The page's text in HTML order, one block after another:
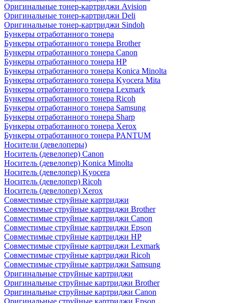
Оригинальные тонер-картриджи Avision
Оригинальные тонер-картриджи Deli
Оригинальные тонер-картриджи Sindoh
Бункеры отработанного тонера
Бункеры отработанного тонера Brother
Бункеры отработанного тонера Canon
Бункеры отработанного тонера HP
Бункеры отработанного тонера Konica Minolta
Бункеры отработанного тонера Kyocera Mita
Бункеры отработанного тонера Lexmark
Бункеры отработанного тонера Ricoh
Бункеры отработанного тонера Samsung
Бункеры отработанного тонера Sharp
Бункеры отработанного тонера Xerox
Бункеры отработанного тонера PANTUM
Носители (девелоперы)
Носитель (девелопер) Canon
Носитель (девелопер) Konica Minolta
Носитель (девелопер) Kyocera
Носитель (девелопер) Ricoh
Носитель (девелопер) Xerox
Совместимые струйные картриджи
Совместимые струйные картриджи Brother
Совместимые струйные картриджи Canon
Совместимые струйные картриджи Epson
Совместимые струйные картриджи HP
Совместимые струйные картриджи Lexmark
Совместимые струйные картриджи Ricoh
Совместимые струйные картриджи Samsung
Оригинальные струйные картриджи
Оригинальные струйные картриджи Brother
Оригинальные струйные картриджи Canon
Оригинальные струйные картриджи Epson